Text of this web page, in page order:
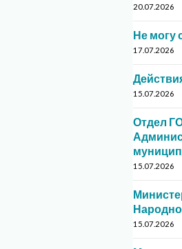
20.07.2026
Не могу
17.07.2026
15.07.2026
Отдел
15.07.2026
15.07.2026